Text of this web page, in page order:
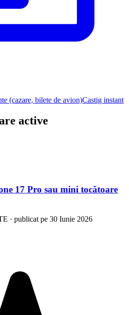
(cazare, bilete de avion)Castig instant
active
17 Pro sau mini tocătoare
· publicat pe 30 Iunie 2026